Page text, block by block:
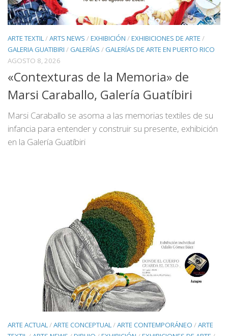
ARTE TEXTIL/ARTS NEWS /EXHIBICIÓN /EXHIBICIONES DE ARTE /
GALERIA GUATIBIRI / GALERÍAS / GALERÍAS DE ARTE EN PUERTO RICO
AGOSTO 8, 2026
«Contexturas de la Memoria» de
Marsi Caraballo, Galería Guatíbiri
Marsi Caraballo se asoma a las memorias textiles de su
infancia para entender y construir su presente, exhibición
en la Galería Guatíbiri
ARTE ACTUAL/ARTE CONCEPTUAL/ARTE CONTEMPORÁNEO /ARTE